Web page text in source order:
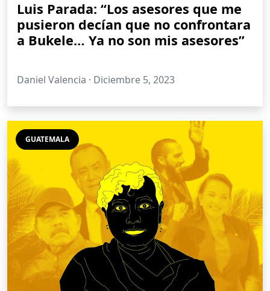
Luis Parada: “Los asesores que me
pusieron decían que no confrontara
a Bukele… Ya no son mis asesores”
Daniel Valencia · Diciembre 5, 2023
GUATEMALA